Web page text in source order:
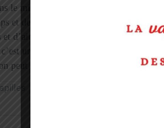
le milieu du bien-être où j’y exerce
et des rencontres, je me suis
et d’aider mes clientes au quotidien.
un chemin riche qui s’ouvre à moi
peut rencontrer quotidiennement.